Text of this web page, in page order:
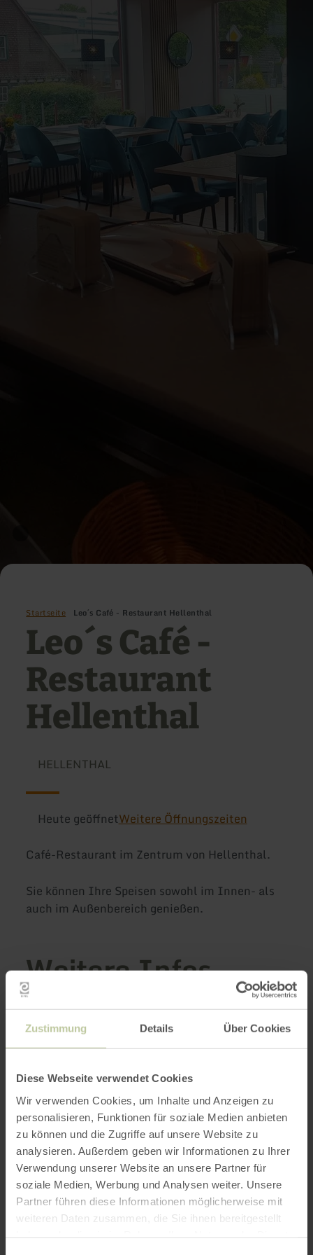
Zustimmung Details Über Cookies
Diese Webseite verwendet Cookies
Wir verwenden Cookies, um Inhalte und Anzeigen zu
personalisieren, Funktionen für soziale Medien anbieten
zu können und die Zugriffe auf unsere Website zu
analysieren. Außerdem geben wir Informationen zu Ihrer
Verwendung unserer Website an unsere Partner für
soziale Medien, Werbung und Analysen weiter. Unsere
Partner führen diese Informationen möglicherweise mit
weiteren Daten zusammen, die Sie ihnen bereitgestellt
Startseite Leo´s Café - Restaurant Hellenthal
Leo´s Café -
Restaurant
Hellenthal
HELLENTHAL
Heute geöffnetWeitere Öffnungszeiten
Café-Restaurant im Zentrum von Hellenthal.
Sie können Ihre Speisen sowohl im Innen- als
auch im Außenbereich genießen.
Weitere Infos
Öffnungszeiten
Merkmale / Besonderheiten
Kategorien
Platzangebot
Impressionen